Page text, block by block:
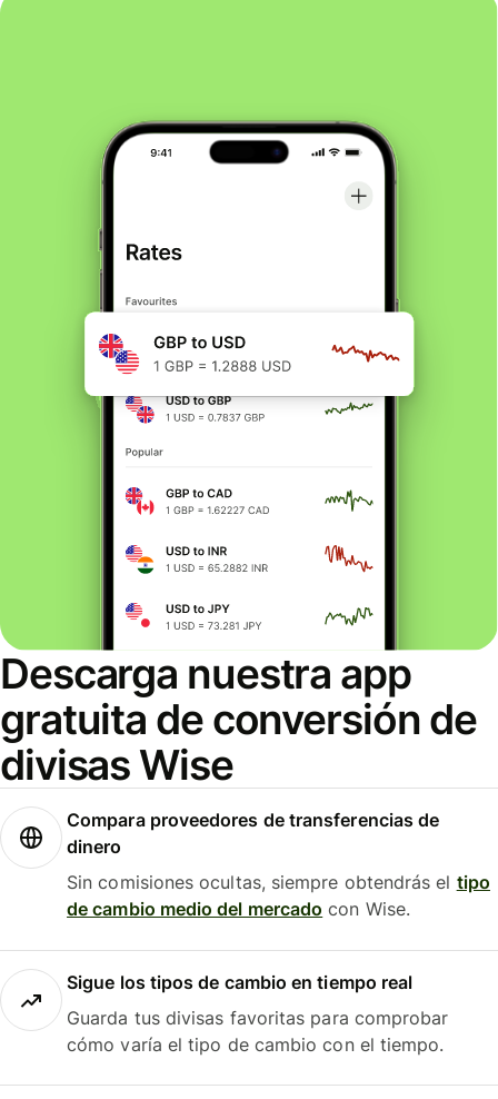
Descarga nuestra app
gratuita de conversión de
divisas Wise
Compara proveedores de transferencias de
dinero
Sin comisiones ocultas, siempre obtendrás el tipo
de cambio medio del mercado con Wise.
Sigue los tipos de cambio en tiempo real
Guarda tus divisas favoritas para comprobar
cómo varía el tipo de cambio con el tiempo.